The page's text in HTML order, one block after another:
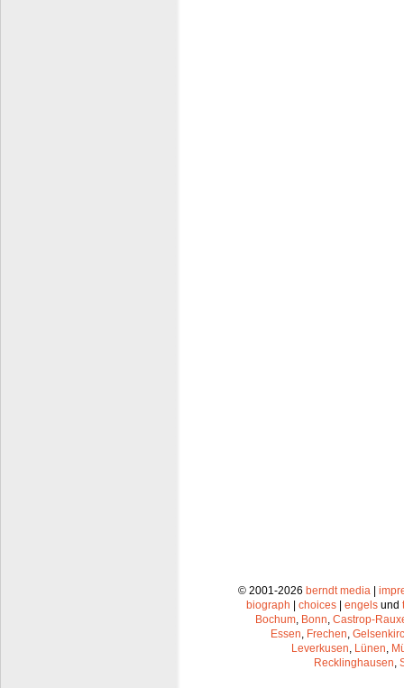
© 2001-2026 berndt media |
biograph | choices | engels und
Bochum Bonn Castrop-
Essen Frechen
Leverkusen Lünen
Recklinghausen